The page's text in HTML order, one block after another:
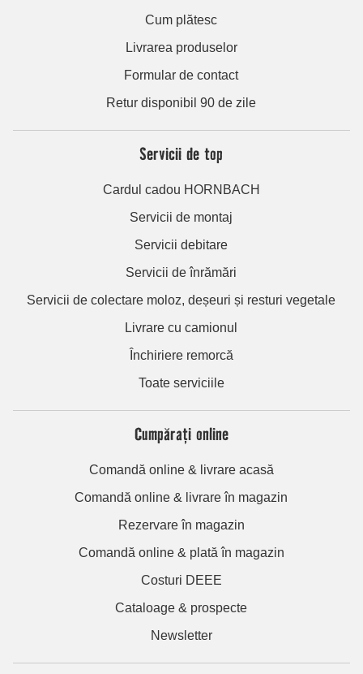
Cum plătesc
Livrarea produselor
Formular de contact
Retur disponibil 90 de zile
Servicii de top
Cardul cadou HORNBACH
Servicii de montaj
Servicii debitare
Servicii de înrămări
Servicii de colectare moloz, deșeuri și resturi vegetale
Livrare cu camionul
Închiriere remorcă
Toate serviciile
Cumpărați online
Comandă online & livrare acasă
Comandă online & livrare în magazin
Rezervare în magazin
Comandă online & plată în magazin
Costuri DEEE
Cataloage & prospecte
Newsletter